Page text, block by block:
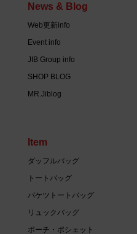
News & Blog
Web更新info
Event info
JIB Group info
SHOP BLOG
MR.Jiblog
Item
ダッフルバッグ
トートバッグ
バケツトートバッグ
リュックバッグ
ポーチ・ポシェット